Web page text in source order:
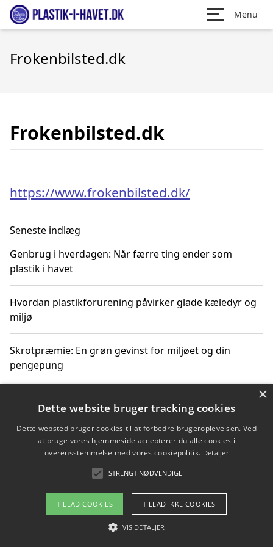
Menu
Frokenbilsted.dk
Frokenbilsted.dk
https://www.frokenbilsted.dk/
Seneste indlæg
Genbrug i hverdagen: Når færre ting ender som
plastik i havet
Hvordan plastikforurening påvirker glade kæledyr og
miljø
Skrotpræmie: En grøn gevinst for miljøet og din
pengepung
Hvordan blåfade med rist kan hjælpe med at reducere
plastik i havet
Spil kasinospil på et troværdigt online casino: Din
guide til sikker og sjov underholdning
Copyright 2026 - Pilanto Aps
Om / kontakt
×
Dette website bruger tracking cookies
Dette websted bruger cookies til at forbedre brugeroplevelsen. Ved
at bruge vores hjemmeside accepterer du alle cookies i
overensstemmelse med vores cookiepolitik. Detaljer
STRENGT NØDVENDIGE
TILLAD COOKIES TILLAD IKKE COOKIES
VIS DETALJER